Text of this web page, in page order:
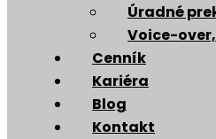
Úradné
Voice-
Cenník
Kariéra
Blog
Kontakt